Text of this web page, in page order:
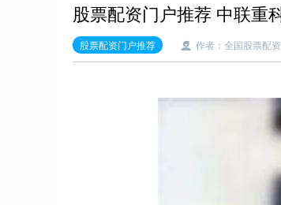
股票配资门户推荐 中联重
股票配资门户推荐 作者：全国股票配资